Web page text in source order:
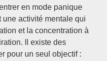
en mode panique
activité mentale qui
et la concentration à
Il existe des
pour un seul objectif :